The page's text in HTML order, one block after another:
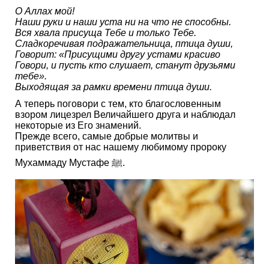
О Аллах мой!
Наши руки и наши уста ни на что не способны.
Вся хвала присуща Тебе и только Тебе.
Сладкоречивая подражательница, птица души,
Говорит: «Присущими другу устами красиво
Говори, и пусть кто слушает, станут друзьями
тебе».
Выходящая за рамки времени птица души.
А теперь поговори с тем, кто благословенным
взором лицезрел Величайшего друга и наблюдал
некоторые из Его знамений.
Прежде всего, самые добрые молитвы и
приветствия от нас нашему любимому пророку
Мухаммаду Мустафе ﷺ.